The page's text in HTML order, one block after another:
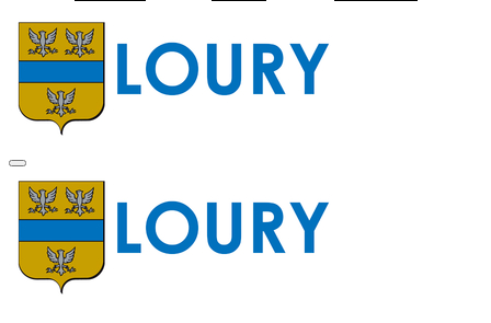
MENU
PRINCIPAL